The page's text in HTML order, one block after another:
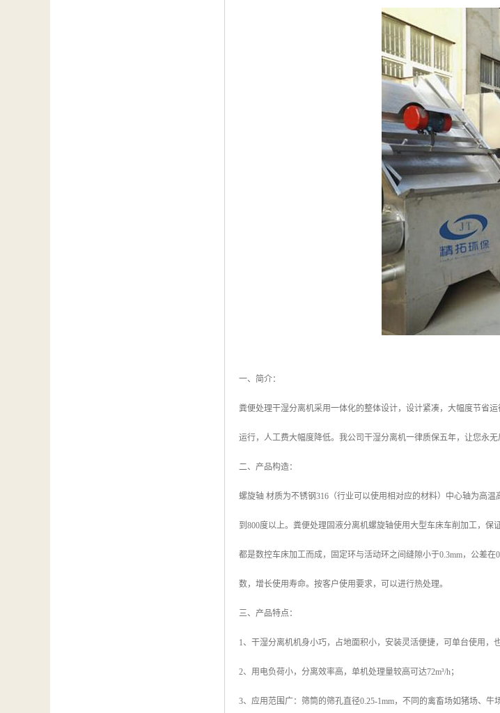
一、简介：
粪便处理干湿分离机采用一体化的整体设计，设计紧凑，大幅度节省
运行，人工费大幅度降低。我公司干湿分离机一律质保五年，让您永
二、产品构造：
螺旋轴 材质为不锈钢316（行业可以使用相对应的材料）中心轴为高
到800度以上。粪便处理固液分离机螺旋轴使用大型车床车削加工，
都是数控车床加工而成，固定环与活动环之间缝隙小于0.3mm，公差
数，增长使用寿命。按客户使用要求，可以进行热处理。
三、产品特点：
1、干湿分离机机身小巧，占地面积小，安装灵活便捷，可单台使用，
2、用电负荷小，分离效率高，单机处理量较高可达72m³/h；
3、应用范围广：筛筒的筛孔直径0.25-1mm，不同的禽畜场如猪场、牛